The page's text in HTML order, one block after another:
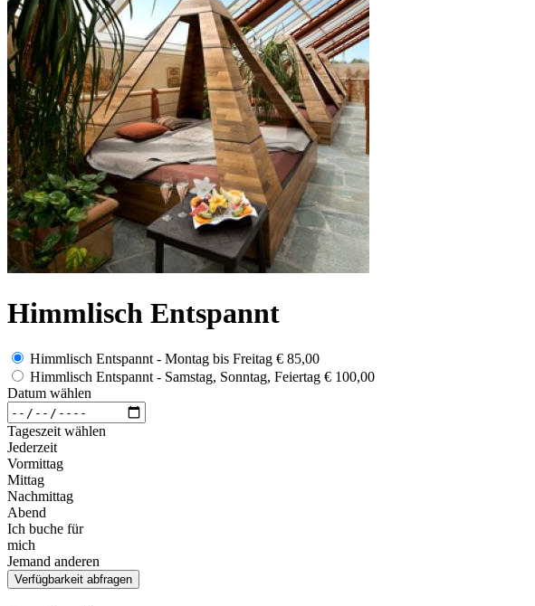
Himmlisch Entspannt
Himmlisch Entspannt - Montag bis Freitag € 85,00
Himmlisch Entspannt - Samstag, Sonntag, Feiertag € 100,00
Datum wählen
Tageszeit wählen
Jederzeit
Vormittag
Mittag
Nachmittag
Abend
Ich buche für
mich
Jemand anderen
Verfügbarkeit abfragen